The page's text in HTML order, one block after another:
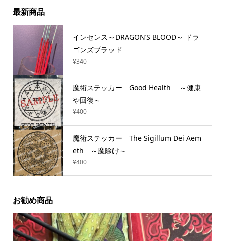
最新商品
インセンス～DRAGON’S BLOOD～ ドラ
ゴンズブラッド
¥340
魔術ステッカー Good Health ～健康
や回復～
¥400
魔術ステッカー The Sigillum Dei Aem
eth ～魔除け～
¥400
お勧め商品